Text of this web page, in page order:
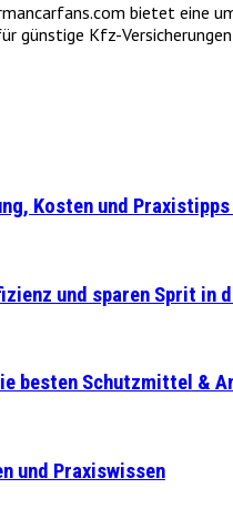
bietet eine
Kfz-
Kosten und
und sparen Sprit in
besten Schutzmittel &
und Praxiswissen